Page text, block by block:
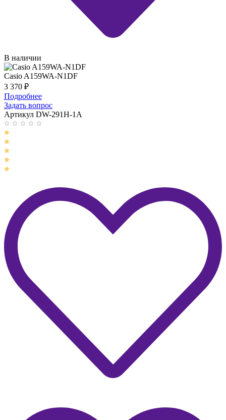
В наличии
Casio A159WA-N1DF
3 370 ₽
Подробнее
Задать вопрос
Артикул DW-291H-1A